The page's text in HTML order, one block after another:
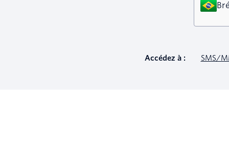
Accédez à : SMS/